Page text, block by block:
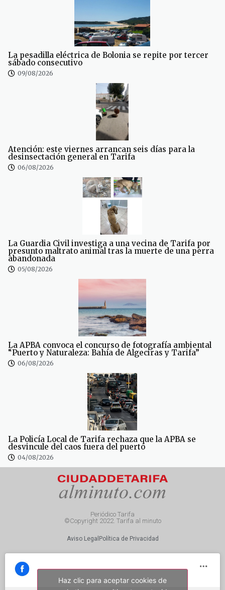
La pesadilla eléctrica de Bolonia se repite por tercer
sábado consecutivo
09/08/2026
Atención: este viernes arrancan seis días para la
desinsectación general en Tarifa
06/08/2026
La Guardia Civil investiga a una vecina de Tarifa por
presunto maltrato animal tras la muerte de una perra
abandonada
05/08/2026
La APBA convoca el concurso de fotografía ambiental
“Puerto y Naturaleza: Bahía de Algeciras y Tarifa”
06/08/2026
La Policía Local de Tarifa rechaza que la APBA se
desvincule del caos fuera del puerto
04/08/2026
Periódico Tarifa
©Copyright 2022. Tarifa al minuto
Aviso Legal Política de Privacidad
Haz clic para aceptar cookies de